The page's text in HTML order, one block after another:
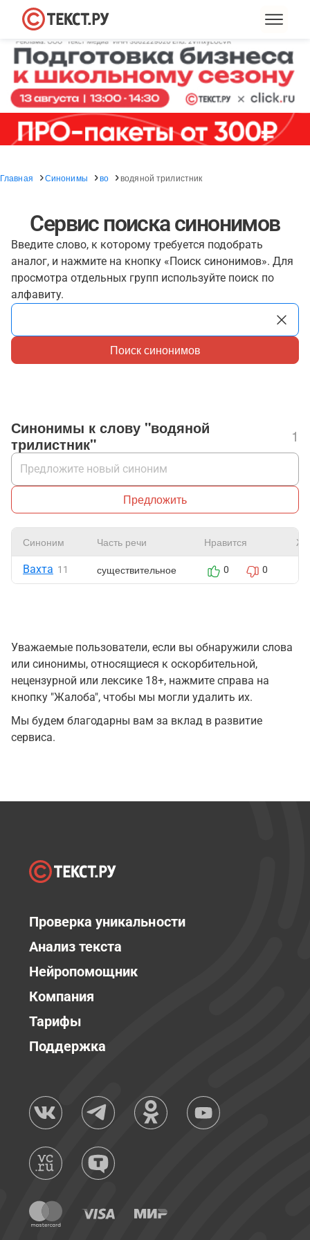
Главная Синонимы во водяной трилистник
Сервис поиска синонимов
Введите слово, к которому требуется подобрать
аналог, и нажмите на кнопку «Поиск синонимов». Для
просмотра отдельных групп используйте поиск по
алфавиту.
Поиск синонимов
Синонимы к слову "водяной
трилистник"
1
Предложить
Синоним Часть речи Нравится
Вахта 11 существительное 0 0
Уважаемые пользователи, если вы обнаружили слова
или синонимы, относящиеся к оскорбительной,
нецензурной или лексике 18+, нажмите справа на
кнопку "Жалоба", чтобы мы могли удалить их.
Мы будем благодарны вам за вклад в развитие
сервиса.
Проверка уникальности
Анализ текста
Нейропомощник
Компания
Тарифы
Поддержка